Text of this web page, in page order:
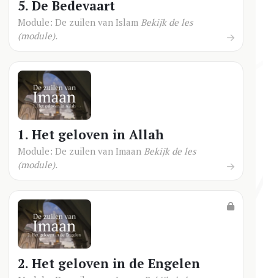
5. De Bedevaart
Module: De zuilen van Islam Bekijk de les
(module).
1. Het geloven in Allah
Module: De zuilen van Imaan Bekijk de les
(module).
2. Het geloven in de Engelen